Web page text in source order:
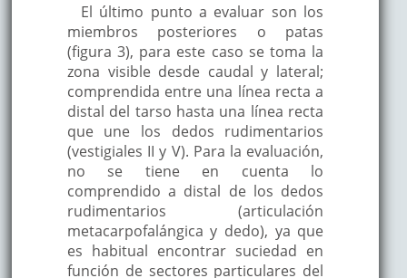
El último punto a evaluar son los
miembros posteriores o patas
(figura 3), para este caso se toma la
zona visible desde caudal y lateral;
comprendida entre una línea recta a
distal del tarso hasta una línea recta
que une los dedos rudimentarios
(vestigiales II y V). Para la evaluación,
no se tiene en cuenta lo
comprendido a distal de los dedos
rudimentarios (articulación
metacarpofalángica y dedo), ya que
es habitual encontrar suciedad en
función de sectores particulares del